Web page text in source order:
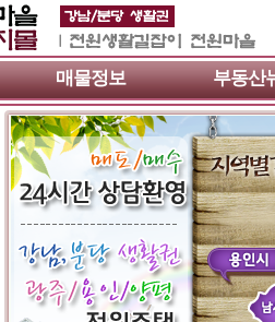
매물정보 부동산